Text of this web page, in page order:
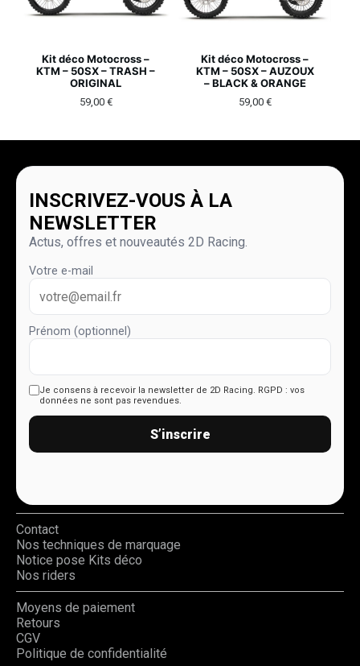
Kit déco Motocross –
KTM – 50SX – TRASH –
ORIGINAL
59,00 €
Kit déco Motocross –
KTM – 50SX – AUZOUX
– BLACK & ORANGE
59,00 €
INSCRIVEZ-VOUS À LA
NEWSLETTER
Actus, offres et nouveautés 2D Racing.
Votre e-mail
Prénom (optionnel)
Je consens à recevoir la newsletter de 2D Racing. RGPD : vos
données ne sont pas revendues.
S’inscrire
Contact
Nos techniques de marquage
Notice pose Kits déco
Nos riders
Moyens de paiement
Retours
CGV
Politique de confidentialité